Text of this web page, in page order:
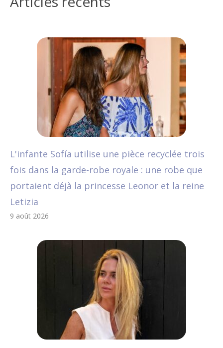
L'infante Sofía utilise une pièce recyclée trois
fois dans la garde-robe royale : une robe que
portaient déjà la princesse Leonor et la reine
Letizia
9 août 2026